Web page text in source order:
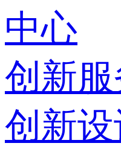
中心
创新服
创新